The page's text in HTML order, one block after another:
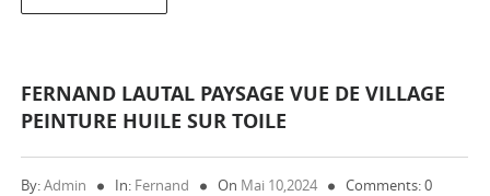
FERNAND LAUTAL PAYSAGE VUE DE VILLAGE
PEINTURE HUILE SUR TOILE
By:Admin In: Fernand On Mai 10,2024
Comments: 0